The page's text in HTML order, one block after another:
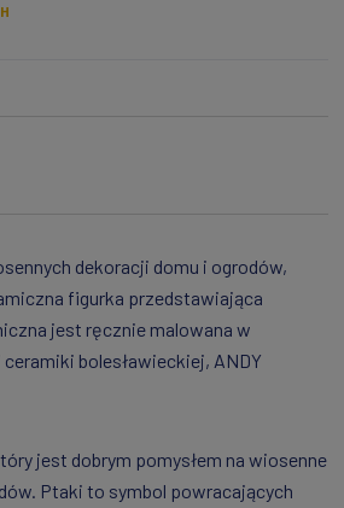
dekoracji domu i ogrodów,
figurka przedstawiająca
jest ręcznie malowana w
bolesławieckiej, ANDY
jest dobrym pomysłem na wiosenne
Ptaki to symbol powracających